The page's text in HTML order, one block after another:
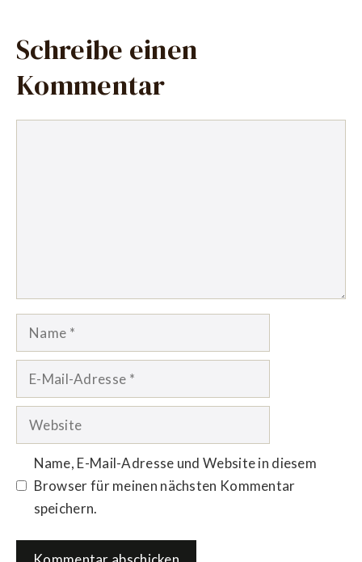
Schreibe einen
Kommentar
Name
Website
Name, E-Mail-Adresse und Website in diesem
Browser für meinen nächsten Kommentar
speichern.